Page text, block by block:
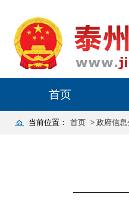
首页
当前位置： 首页 > 政府信息